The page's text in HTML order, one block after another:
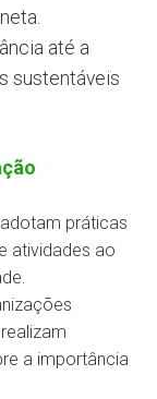
até a
sustentáveis
práticas
atividades ao
a importância